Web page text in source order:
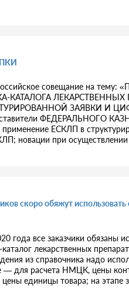
совещание на
КАТАЛОГА ЛЕКАРСТВЕННЫХ
ЗАЯВКИ И
ФЕДЕРАЛЬНОГО
ЕСКЛП в
новации при осуществлении
скоро обяжут
года все заказчики обязаны
лекарственных
из справочника надо
— для расчета НМЦК, цены
единицы товара; на этапе